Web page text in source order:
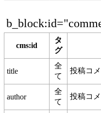
cms:id
タ
グ
title
全
て
投稿コ
author
全
て
投稿コ